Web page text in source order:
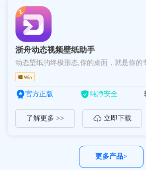
浙舟动态视频壁纸助手
动态壁纸的终极形态,你的桌面，就是你的
官方正版 纯净安全
了解更多 >> 立即下载
更多产品>